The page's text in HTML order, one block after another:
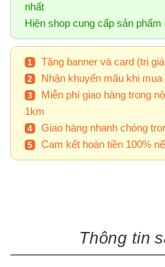
nhất
Hiện shop cung cấp sản phẩm
Tặng banner và card (trị
Nhận khuyến mãu khi mua
Miễn phí giao hàng trong
1km
Giao hàng nhanh chóng
Cam kết hoàn tiền 100%
Thông tin